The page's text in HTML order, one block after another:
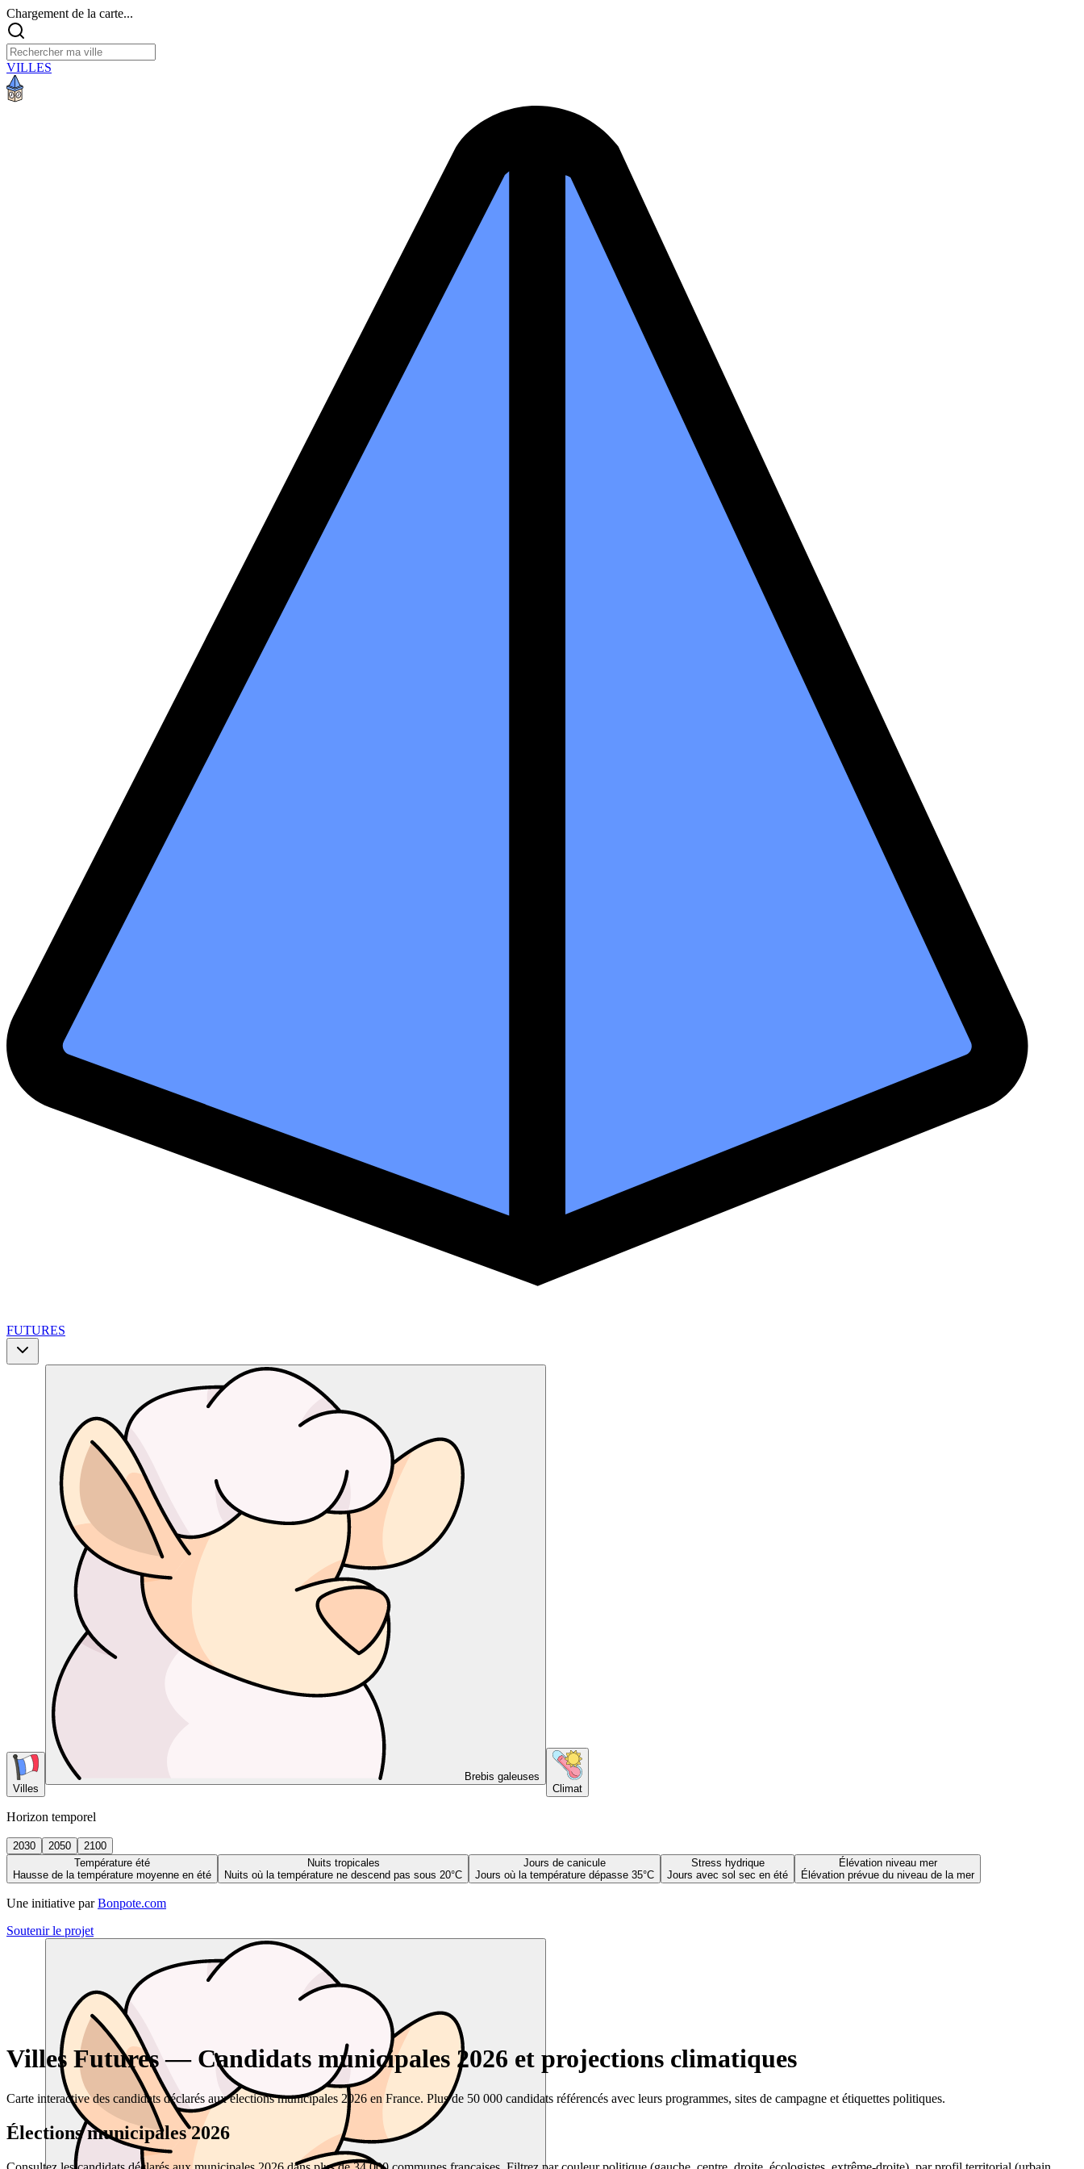
Chargement de la carte...
VILLES
FUTURES
Villes
Brebis galeuses
Climat
Horizon temporel
2030 2050
2100
Température été
Hausse de la température moyenne en été
Nuits tropicales
Nuits où la température ne descend pas sous 20°C
Jours de canicule
Jours où la température dépasse 35°C
Stress hydrique
Jours avec sol sec en été
Élévation niveau mer
Élévation prévue du niveau de la mer
Une initiative par Bonpote.com
Soutenir le projet
Villes Futures — Candidats municipales 2026 et projections climatiques
Carte interactive des candidats déclarés aux élections municipales 2026 en France. Plus de 50 000 candidats référencés avec leurs programmes, sites de campagne et étiquettes politiques.
Élections municipales 2026